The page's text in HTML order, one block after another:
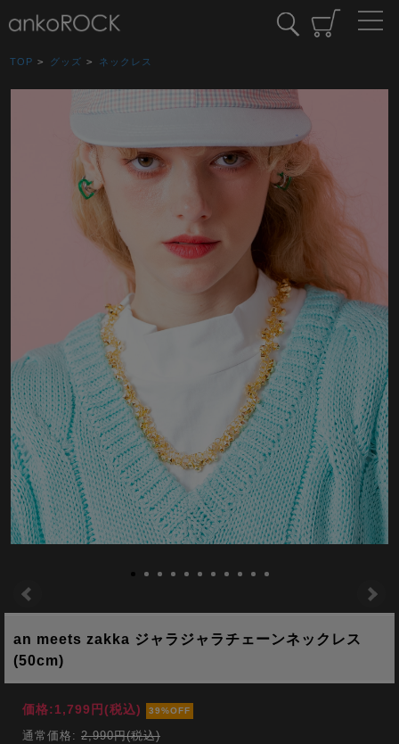
TOP > グッズ > ネックレス
an meets zakka ジャラジャラチェーンネックレス
(50cm)
価格:1,799円(税込) 39%OFF
通常価格: 2,990円(税込)